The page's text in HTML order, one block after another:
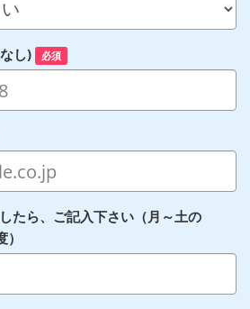
し) 必須
たら、ご記入下さい（月～土の